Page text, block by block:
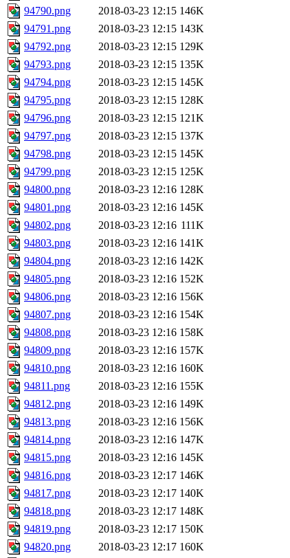
94790.png
2018-03-23 12:15 146K
94791.png
2018-03-23 12:15 143K
94792.png
2018-03-23 12:15 129K
94793.png
2018-03-23 12:15 135K
94794.png
2018-03-23 12:15 145K
94795.png
2018-03-23 12:15 128K
94796.png
2018-03-23 12:15 121K
94797.png
2018-03-23 12:15 137K
94798.png
2018-03-23 12:15 145K
94799.png
2018-03-23 12:15 125K
94800.png
2018-03-23 12:16 128K
94801.png
2018-03-23 12:16 145K
94802.png
2018-03-23 12:16 111K
94803.png
2018-03-23 12:16 141K
94804.png
2018-03-23 12:16 142K
94805.png
2018-03-23 12:16 152K
94806.png
2018-03-23 12:16 156K
94807.png
2018-03-23 12:16 154K
94808.png
2018-03-23 12:16 158K
94809.png
2018-03-23 12:16 157K
94810.png
2018-03-23 12:16 160K
94811.png
2018-03-23 12:16 155K
94812.png
2018-03-23 12:16 149K
94813.png
2018-03-23 12:16 156K
94814.png
2018-03-23 12:16 147K
94815.png
2018-03-23 12:16 145K
94816.png
2018-03-23 12:17 146K
94817.png
2018-03-23 12:17 140K
94818.png
2018-03-23 12:17 148K
94819.png
2018-03-23 12:17 150K
94820.png
2018-03-23 12:17 160K